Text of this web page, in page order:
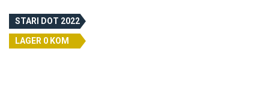
STARI DOT 2022
LAGER 0 KOM